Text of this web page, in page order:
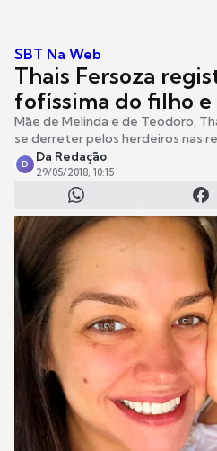
SBT Na Web
Thais Fersoza
fofíssima do filho
Mãe de Melinda e de Teodoro,
se derreter pelos herdeiros nas
D
Da Redação
29/05/2018, 10:15